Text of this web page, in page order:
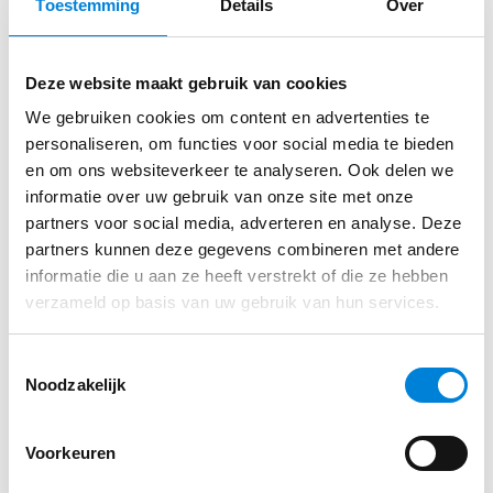
Toestemming Details Over
Deze website maakt gebruik van cookies
We gebruiken cookies om content en advertenties te
personaliseren, om functies voor social media te bieden
en om ons websiteverkeer te analyseren. Ook delen we
informatie over uw gebruik van onze site met onze
partners voor social media, adverteren en analyse. Deze
partners kunnen deze gegevens combineren met andere
informatie die u aan ze heeft verstrekt of die ze hebben
verzameld op basis van uw gebruik van hun services.
Noodzakelijk
Voorkeuren
NIET ´GEWOON EEN MEDEWERKER´
vliegensvlugge coördinatievermogen en
oplossingsgerichtheid. Ook heb je als monteur:
Een afgeronde MBO opleiding richting
elektrotechniek of bereid om deze te behalen;
Een VCA- en BEI-certificaat of bereid om deze te
behalen;
Een geldig rijbewijs B;
met een hoogwerker.
NIET ´GEWOON EEN SET
Direct sollicteren op deze functie?
Solliciteer via de website van SPIE
Solliciteren